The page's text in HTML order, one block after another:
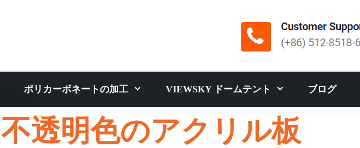
ポリカーボネートの加工 VIEWSKY ドームテント ブログ
不透明色のアクリル板